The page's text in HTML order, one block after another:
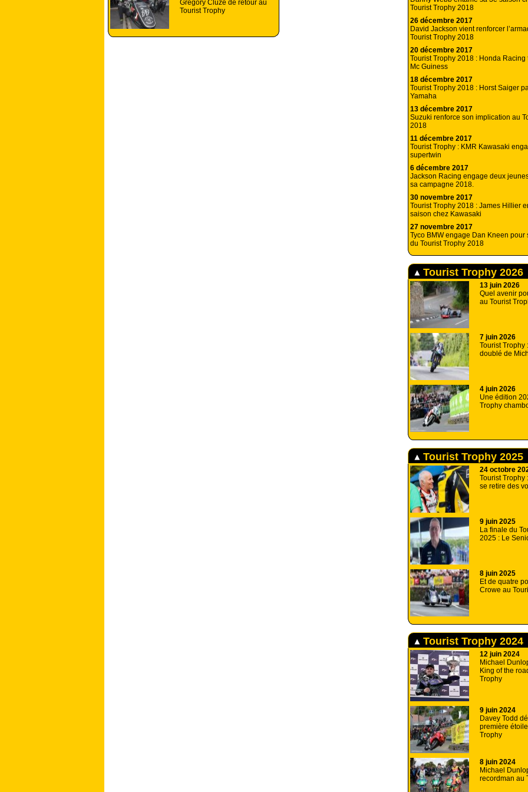
Gregory Cluze de retour au
Tourist Trophy
Tourist Trophy 2018
26 décembre 2017
David Jackson vient renforcer
Tourist Trophy 2018
20 décembre 2017
Tourist Trophy 2018 : Honda
Mc Guiness
18 décembre 2017
Tourist Trophy 2018 : Horst Saiger
Yamaha
13 décembre 2017
Suzuki renforce son implication au
2018
11 décembre 2017
Tourist Trophy : KMR Kawasaki
supertwin
6 décembre 2017
Jackson Racing engage deux
sa campagne 2018.
30 novembre 2017
Tourist Trophy 2018 : James Hillier
saison chez Kawasaki
27 novembre 2017
Tyco BMW engage Dan Kneen pour
du Tourist Trophy 2018
Tourist Trophy 2026
13 juin 2026
Quel avenir
au Tourist
7 juin 2026
Tourist Trophy
doublé de
4 juin 2026
Une édition
Trophy
Tourist Trophy 2025
24 octobre
Tourist Trophy
se retire des
9 juin 2025
La finale du
2025 : Le
8 juin 2025
Et de quatre
Crowe au
Tourist Trophy 2024
12 juin 2024
Michael
King of the
Trophy
9 juin 2024
Davey Todd
première
Trophy
8 juin 2024
Michael
recordman au